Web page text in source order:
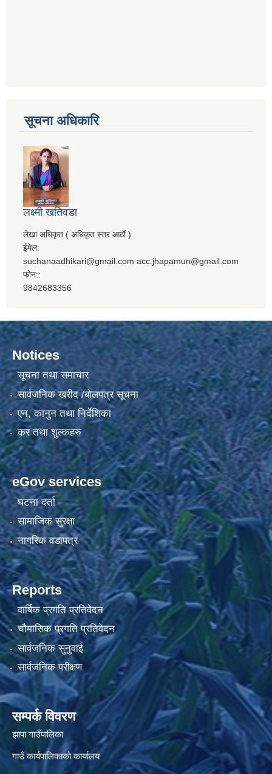
सूचना अधिकारि
लक्ष्मी खतिवडा
लेखा अधिकृत ( अधिकृत स्तर आठौं )
ईमेल:
suchanaadhikari@gmail.com acc.jhapamun@gmail.com
फोन::
9842683356
Notices
सूचना तथा समाचार
सार्वजनिक खरीद /बोलपत्र सूचना
एन, कानुन तथा निर्देशिका
कर तथा शुल्कहरु
eGov services
घटना दर्ता
सामाजिक सुरक्षा
नागरिक वडापत्र
Reports
वार्षिक प्रगति प्रतिवेदन
चौमासिक प्रगति प्रतिवेदन
सार्वजनिक सुनुवाई
सार्वजनिक परीक्षण
सम्पर्क विवरण
झापा गाउँपालिका
गाउँ कार्यपालिकाको कार्यालय